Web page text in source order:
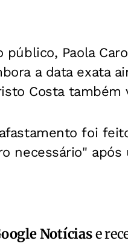
público, Paola
a data exata
Costa
foi
necessário" após
Notíciase